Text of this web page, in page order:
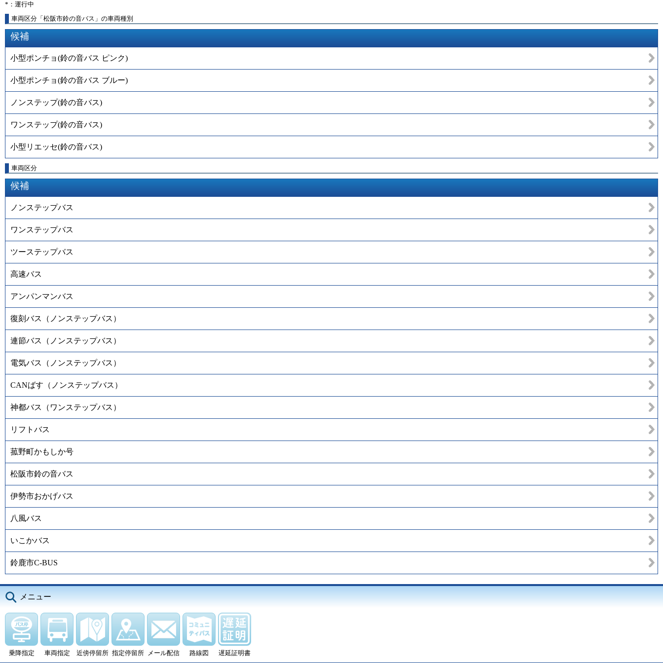
*：運行中
車両区分「松阪市鈴の音バス」の車両種別
候補
小型ポンチョ(鈴の音バス ピンク)
小型ポンチョ(鈴の音バス ブルー)
ノンステップ(鈴の音バス)
ワンステップ(鈴の音バス)
小型リエッセ(鈴の音バス)
車両区分
候補
ノンステップバス
ワンステップバス
ツーステップバス
高速バス
アンパンマンバス
復刻バス（ノンステップバス）
連節バス（ノンステップバス）
電気バス（ノンステップバス）
CANばす（ノンステップバス）
神都バス（ワンステップバス）
リフトバス
菰野町かもしか号
松阪市鈴の音バス
伊勢市おかげバス
八風バス
いこかバス
鈴鹿市C-BUS
メニュー
乗降指定 車両指定 近傍停留所 指定停留所 メール配信 路線図 遅延証明書